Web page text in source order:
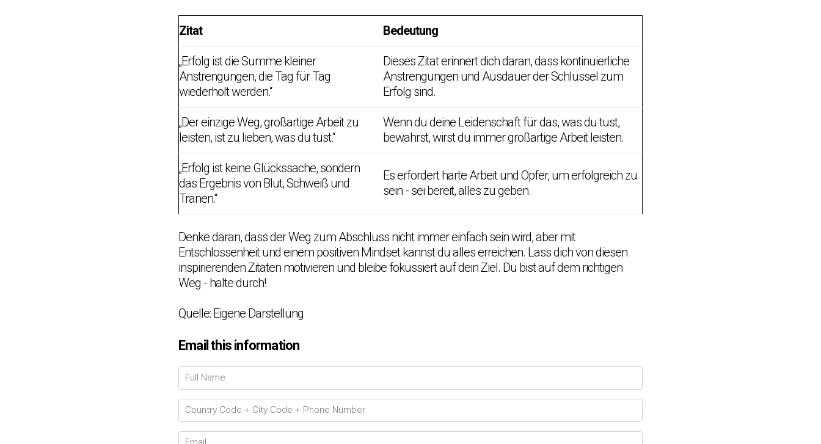
Zitat Bedeutung
„Erfolg ist die Summe kleiner
Anstrengungen, die Tag für Tag
wiederholt werden.“
Dieses Zitat erinnert dich daran, dass kontinuierliche
Anstrengungen und Ausdauer der Schlüssel zum
Erfolg sind.
„Der einzige Weg, großartige Arbeit zu
leisten, ist zu lieben, was du tust.“
Wenn du deine Leidenschaft für das, was du tust,
bewahrst, wirst du immer großartige Arbeit leisten.
„Erfolg ist keine Glückssache, sondern
das Ergebnis von Blut, Schweiß und
Tränen.“
Es erfordert harte Arbeit und Opfer, um erfolgreich zu
sein - sei bereit, alles zu geben.
Denke daran, dass der Weg zum Abschluss nicht immer einfach sein wird, aber mit
Entschlossenheit und einem positiven Mindset kannst du alles erreichen. Lass dich von diesen
inspirierenden Zitaten motivieren und bleibe fokussiert auf dein Ziel. Du bist auf dem richtigen
Weg - halte durch!
Quelle: Eigene Darstellung
Email this information